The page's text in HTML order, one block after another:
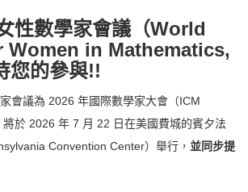
性數學家會議（World
Women in Mathematics,
您的參與!!
會議為 2026 年國際數學家大會（ICM
於 2026 年 7 月 22 日在美國費城的賓夕法
Convention Center）舉行， 並同步提